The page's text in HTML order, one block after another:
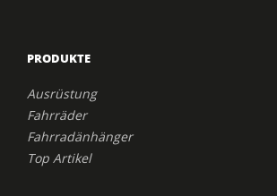
PRODUKTE
Ausrüstung
Fahrräder
Fahrradänhänger
Top Artikel